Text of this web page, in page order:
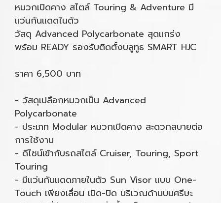
หมวกเปิดคาง สไตล์ Touring & Adventure มี
แว่นกันแดดในตัว
วัสดุ Advanced Polycarbonate สุดแกร่ง
พร้อม READY รองรับติดตั้งบลูทูธ SMART HJC
ราคา 6,500 บาท
- วัสดุเปลือกหมวกเป็น Advanced
Polycarbonate
- ประเภท Modular หมวกเปิดคาง สะดวกสบายต่อ
การใช้งาน
- ดีไซน์เข้ากับรถสไตล์ Cruiser, Touring, Sport
Touring
- มีแว่นกันแดดภายในตัว Sun Visor แบบ One-
Touch เพียงเลื่อน เปิด-ปิด บริเวณด้านบนศรีษะ